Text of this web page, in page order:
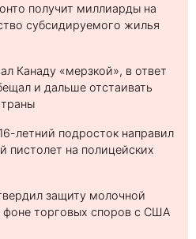
получит миллиарды на
субсидируемого жилья
Канаду «мерзкой», в ответ
и дальше отстаивать
летний подросток направил
пистолет на полицейских
защиту молочной
фоне торговых споров с США